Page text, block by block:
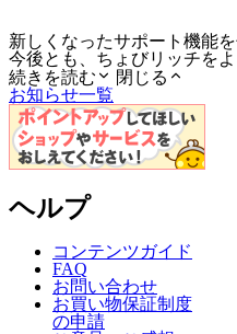
新しくなったサポート機能
今後とも、ちょびリッチを
続きを読む
閉じる
お知らせ一覧
ヘルプ
コンテンツガイド
FAQ
お問い合わせ
お買い物保証制度
の申請